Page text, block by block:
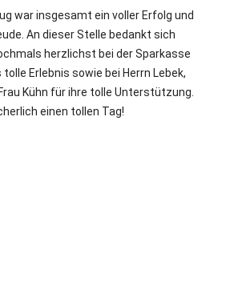
war insgesamt ein voller Erfolg und
An dieser Stelle bedankt sich
herzlichst bei der Sparkasse
Erlebnis sowie bei Herrn Lebek,
Kühn für ihre tolle Unterstützung.
einen tollen Tag!